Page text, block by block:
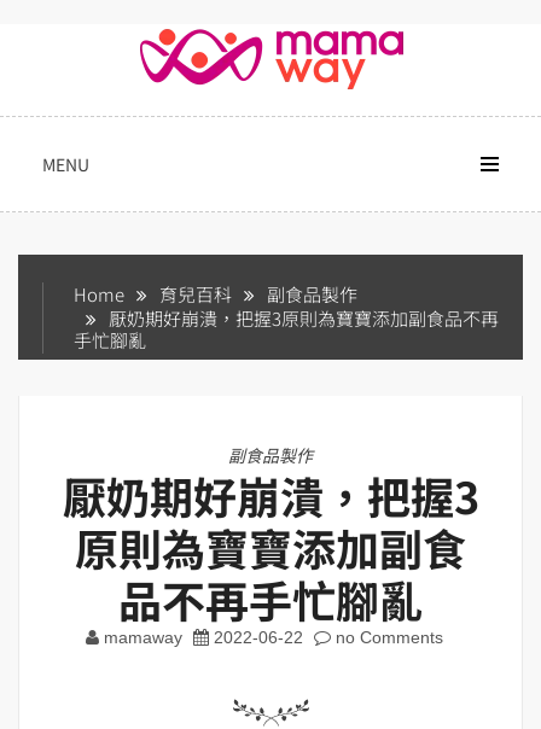
MENU
Home 育兒百科
副食品製作
厭奶期好崩潰，把握3原則為寶寶添加副食品不再
手忙腳亂
副食品製作
厭奶期好崩潰，把握3
原則為寶寶添加副食
品不再手忙腳亂
mamaway 2022-06-22 no Comments